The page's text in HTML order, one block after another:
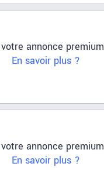
annonce premium
En savoir plus ?
annonce premium
En savoir plus ?